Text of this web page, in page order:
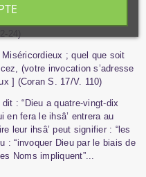
beaux Noms. Ce qui est
; quel que soit
(votre invocation s’adresse
] (Coran S. 17/V. 110)
: “Dieu a quatre-vingt-dix
en fera le ihsâ’ entrera au
leur ihsâ’ peut signifier : “les
: “invoquer Dieu par le biais de
Noms impliquent”...